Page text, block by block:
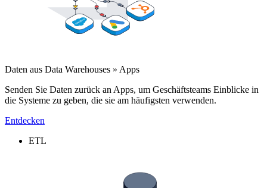
Daten aus Data Warehouses » Apps
Senden Sie Daten zurück an Apps, um Geschäftsteams Einblicke in
die Systeme zu geben, die sie am häufigsten verwenden.
Entdecken
ETL